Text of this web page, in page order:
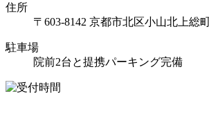
住所
〒603-8142 京都市北区小山北上総
駐車場
院前2台と提携パーキング完備